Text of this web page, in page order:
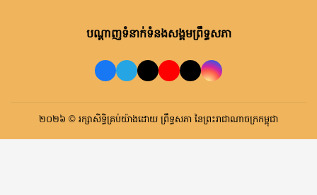
បណ្តាញទំនាក់ទំនងសង្គមព្រឹទ្ធសភា
២០២៦ © រក្សាសិទ្ធិគ្រប់យ៉ាងដោយ ព្រឹទ្ធសភា នៃព្រះរាជាណាចក្រកម្ពុជា